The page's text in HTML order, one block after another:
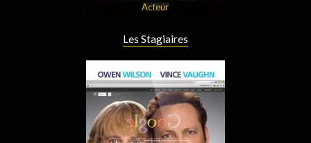
Acteur
Les Stagiaires